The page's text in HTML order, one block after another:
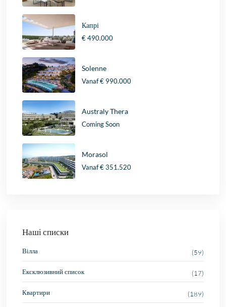
Капрі
€ 490.000
Solenne
Vanaf€ 990.000
Australy Thera
Coming Soon
Morasol
Vanaf€ 351.520
Наші списки
Вілла (59)
Ексклюзивний список (17)
Квартири (189)